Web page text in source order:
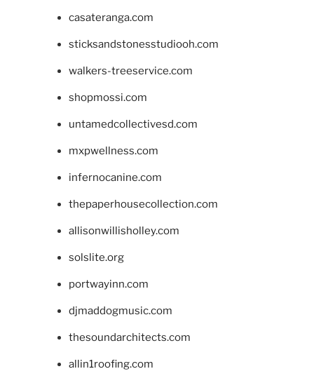
casateranga.com
sticksandstonesstudiooh.com
walkers-treeservice.com
shopmossi.com
untamedcollectivesd.com
mxpwellness.com
infernocanine.com
thepaperhousecollection.com
allisonwillisholley.com
solslite.org
portwayinn.com
djmaddogmusic.com
thesoundarchitects.com
allin1roofing.com